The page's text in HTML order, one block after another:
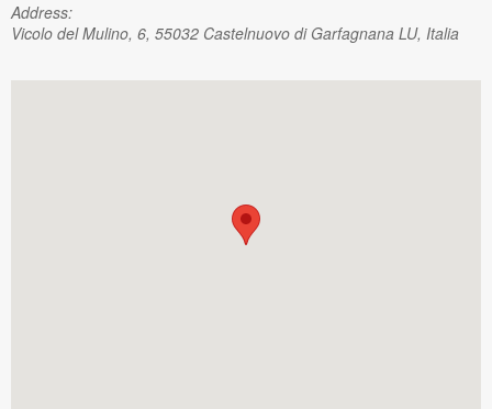
Address:
Vicolo del Mulino, 6, 55032 Castelnuovo di Garfagnana LU, Italia